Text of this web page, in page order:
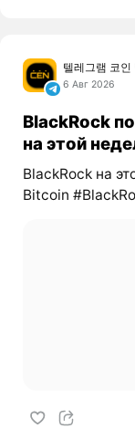
텔레그램 코
6 Авг 2026
BlackRock
на этой
BlackRock на
Bitcoin